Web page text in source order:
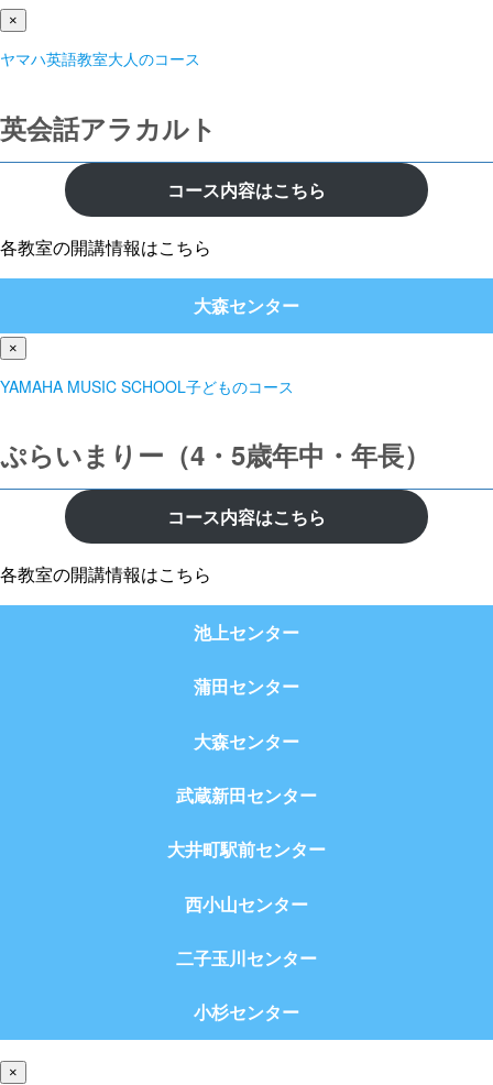
×
ヤマハ英語教室大人のコース
英会話アラカルト
コース内容はこちら
各教室の開講情報はこちら
大森センター
×
YAMAHA MUSIC SCHOOL子どものコース
ぷらいまりー（4・5歳年中・年長）
コース内容はこちら
各教室の開講情報はこちら
池上センター
蒲田センター
大森センター
武蔵新田センター
大井町駅前センター
西小山センター
二子玉川センター
小杉センター
×